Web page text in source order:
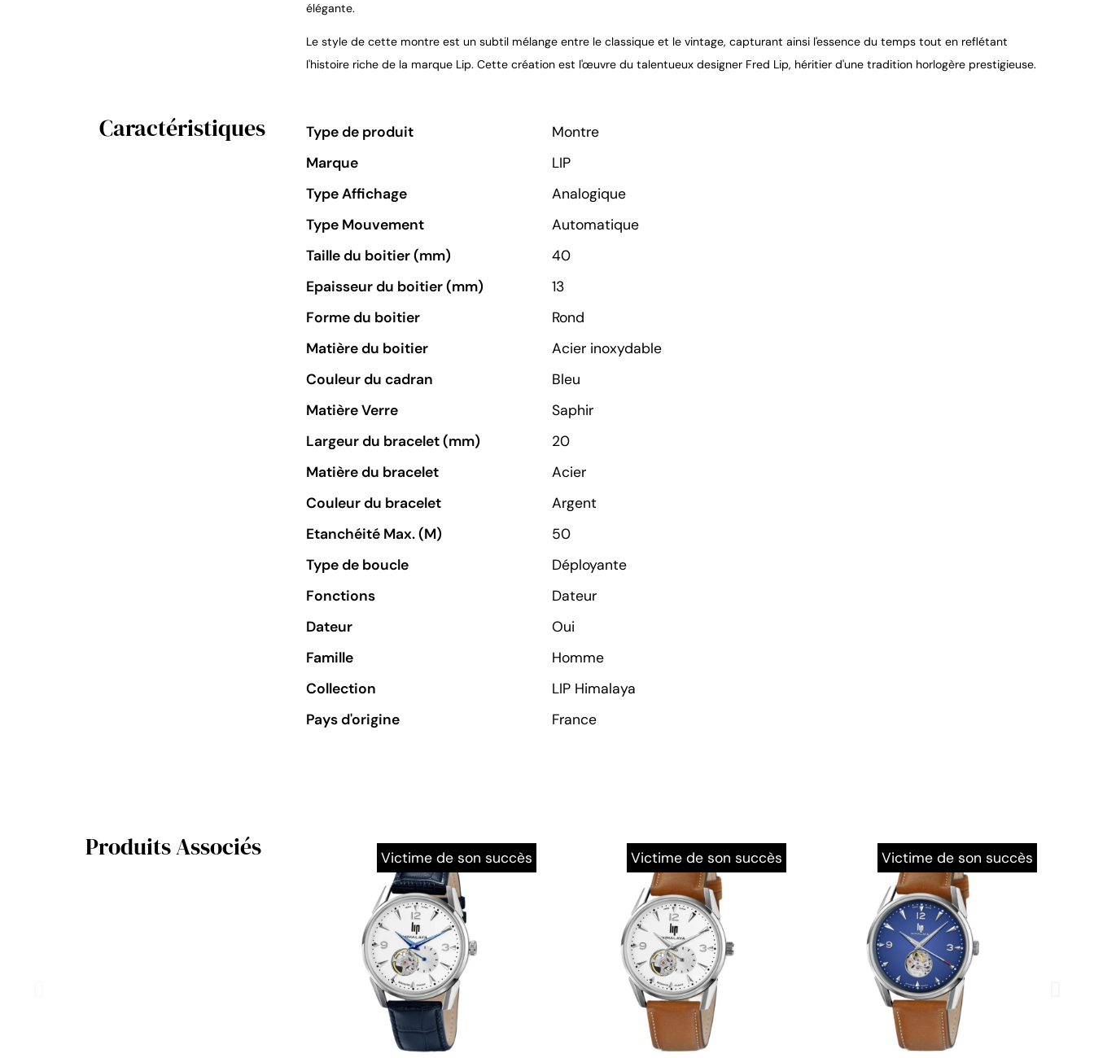
élégante.
Le style de cette montre est un subtil mélange entre le classique et le vintage, capturant ainsi l'essence du temps tout en reflétant
l'histoire riche de la marque Lip. Cette création est l'œuvre du talentueux designer Fred Lip, héritier d'une tradition horlogère prestigieuse.
Caractéristiques Type de produit
Montre
Marque
LIP
Type Affichage
Analogique
Type Mouvement
Automatique
Taille du boitier (mm)
40
Epaisseur du boitier (mm)
13
Forme du boitier
Rond
Matière du boitier
Acier inoxydable
Couleur du cadran
Bleu
Matière Verre
Saphir
Largeur du bracelet (mm)
20
Matière du bracelet
Acier
Couleur du bracelet
Argent
Etanchéité Max. (M)
50
Type de boucle
Déployante
Fonctions
Dateur
Dateur
Oui
Famille
Homme
Collection
LIP Himalaya
Pays d'origine
France
Produits Associés Victime de son succès Victime de son succès Victime de son succès